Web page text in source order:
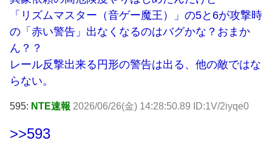
「リズムマスター（音ゲー魔王）」の5と6が攻撃時
の「赤い警告」出なくなるのはバグかな？おまか
ん？？
レール反撃出来る円形の警告は出る、他の敵ではな
らない。
595: NTE速報 2026/06/26(金) 14:28:50.89 ID:1V/2iyqe0
>>593